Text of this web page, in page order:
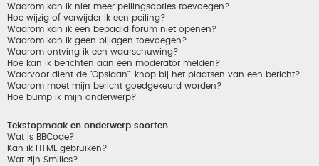
Waarom kan ik niet meer peilingsopties toevoegen?
Hoe wijzig of verwijder ik een peiling?
Waarom kan ik een bepaald forum niet openen?
Waarom kan ik geen bijlagen toevoegen?
Waarom ontving ik een waarschuwing?
Hoe kan ik berichten aan een moderator melden?
Waarvoor dient de "Opslaan"-knop bij het plaatsen van een bericht?
Waarom moet mijn bericht goedgekeurd worden?
Hoe bump ik mijn onderwerp?
Tekstopmaak en onderwerp soorten
Wat is BBCode?
Kan ik HTML gebruiken?
Wat zijn Smilies?